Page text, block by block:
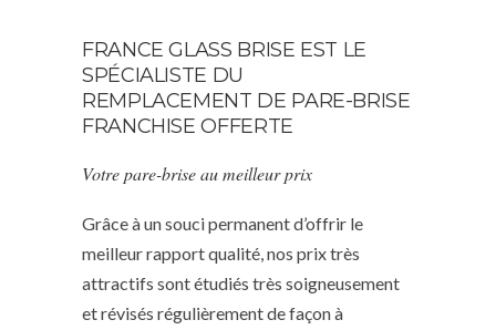
FRANCE GLASS BRISE EST LE
SPÉCIALISTE DU
REMPLACEMENT DE PARE-BRISE
FRANCHISE OFFERTE
Votre pare-brise au meilleur prix
Grâce à un souci permanent d’offrir le
meilleur rapport qualité, nos prix très
attractifs sont étudiés très soigneusement
et révisés régulièrement de façon à